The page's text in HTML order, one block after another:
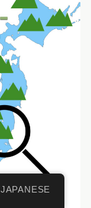
JAPANESE